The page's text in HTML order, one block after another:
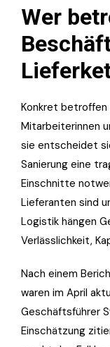
Wer
Konkret
Mitarbeiterinnen
sie entscheidet
Sanierung eine
Einschnitte
Lieferanten sind
Logistik hängen
Verlässlichkeit,
Nach einem
waren im April
Geschäftsführer
Einschätzung